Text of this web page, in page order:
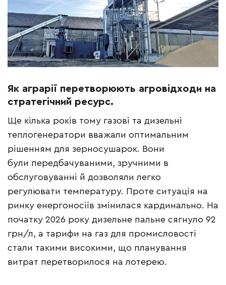
Як аграрії перетворюють агровідходи на
стратегічний ресурс.
Ще кілька років тому газові та дизельні
теплогенератори вважали оптимальним
рішенням для зерносушарок. Вони
були передбачуваними, зручними в
обслуговуванні й дозволяли легко
регулювати температуру. Проте ситуація на
ринку енергоносіїв змінилася кардинально. На
початку 2026 року дизельне пальне сягнуло 92
грн/л, а тарифи на газ для промисловості
стали такими високими, що планування
витрат перетворилося на лотерею.